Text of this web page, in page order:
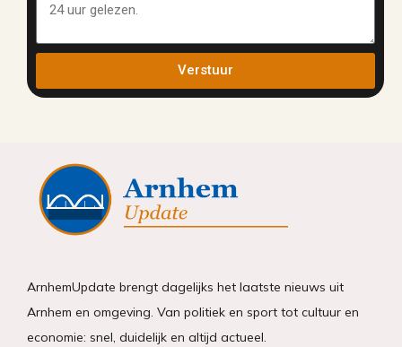
Verstuur
ArnhemUpdate brengt dagelijks het laatste nieuws uit
Arnhem en omgeving. Van politiek en sport tot cultuur en
economie: snel, duidelijk en altijd actueel.